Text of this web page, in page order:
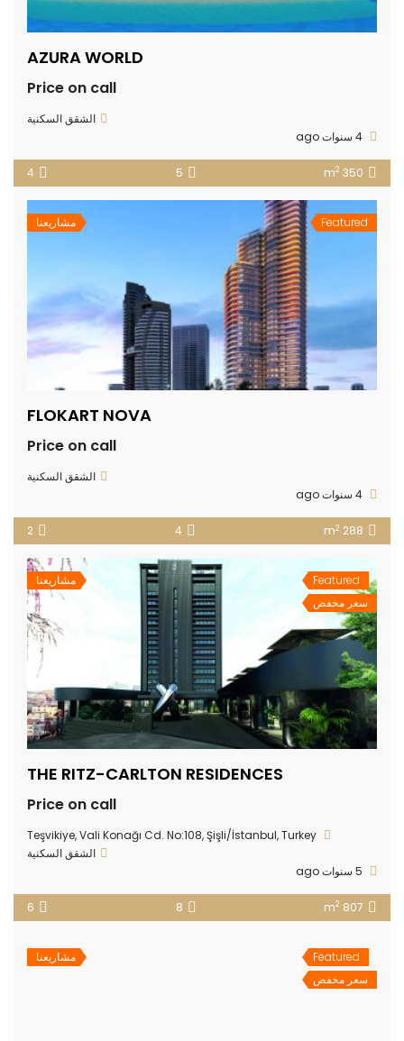
AZURA WORLD
Price on call
الشقق السكنية
350 m
2
5
4
Featured مشاريعنا
FLOKART NOVA
Price on call
الشقق السكنية
288 m
2
4
2
Featured
سعر مخفض
مشاريعنا
THE RITZ-CARLTON RESIDENCES
Price on call
Teşvikiye, Vali Konağı Cd. No:108, Şişli/İstanbul, Turkey
الشقق السكنية
807 m
2
8
6
Featured
سعر مخفض
مشاريعنا